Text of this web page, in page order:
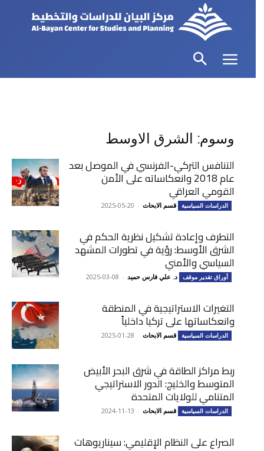
وسوم: الشرق الاوسط
التنافس التركي-الفرنسي في الموصل بعد
عام 2018 وانعكاساته على الأمن
القومي العراقي
الدراسات السياسية قسم الابحاث -
2025-05-20
التطرف وإعادة تشكيل نظرية الحكم في
الشرق الأوسط: رؤية في تطورات المشهد
السياسي والأمني
أوراق تقدير موقف د. علي فارس حميد -
2025-03-08
التغيرات الاستراتيجية في المنطقة
وانعكاساتها على تركيا داخلياً
الدراسات السياسية قسم الابحاث -
2025-01-28
ربط مراكز الطاقة في شرق البحر الأبيض
المتوسط والخليج: الدور الاستراتيجي
المتنامي للولايات المتحدة
الدراسات السياسية قسم الابحاث -
2024-11-13
الصراع على النظام الإقليمي: سيناريوهات